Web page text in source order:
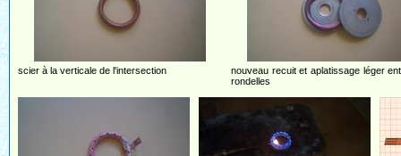
scier à la verticale de l'intersection
nouveau recuit et aplatissage léger
rondelles